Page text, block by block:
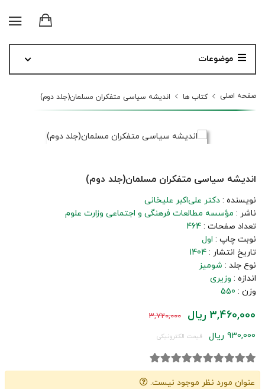
موضوعات
صفحه اصلی کتاب ها اندیشه سیاسی متفکران مسلمان(جلد دوم)
اندیشه سیاسی متفکران مسلمان(جلد دوم)
نویسنده : دکتر علی‌اکبر علیخانی
ناشر : مؤسسه مطالعات فرهنگی و اجتماعی وزارت علوم
تعداد صفحات : 464
نوبت چاپ : اول
تاریخ انتشار : 1404
نوع جلد : شومیز
اندازه : وزیری
وزن : 550
3,460,000 ریال 3,720,000
930,000 ریال قیمت الکترونیکی
عنوان مورد نظر موجود نیست.